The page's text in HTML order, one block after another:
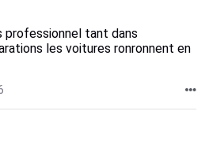
professionnel tant dans
les voitures ronronnent en